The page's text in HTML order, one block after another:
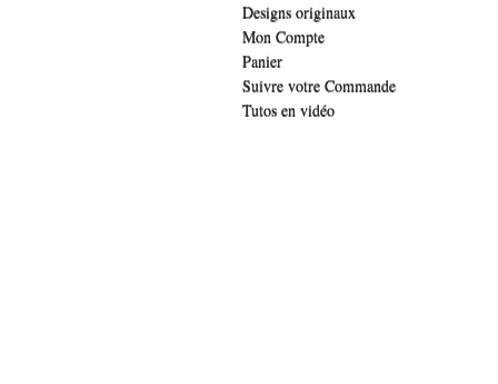
Designs originaux
Mon Compte
Panier
Suivre votre Commande
Tutos en vidéo